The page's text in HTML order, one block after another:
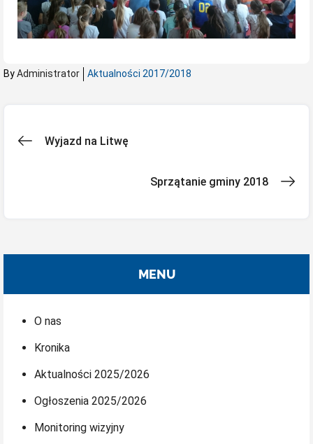
ByAdministrator Aktualności 2017/2018
Nawigacja
Wyjazd na Litwę
Sprzątanie gminy 2018
MENU
O nas
Kronika
Aktualności 2025/2026
Ogłoszenia 2025/2026
Monitoring wizyjny